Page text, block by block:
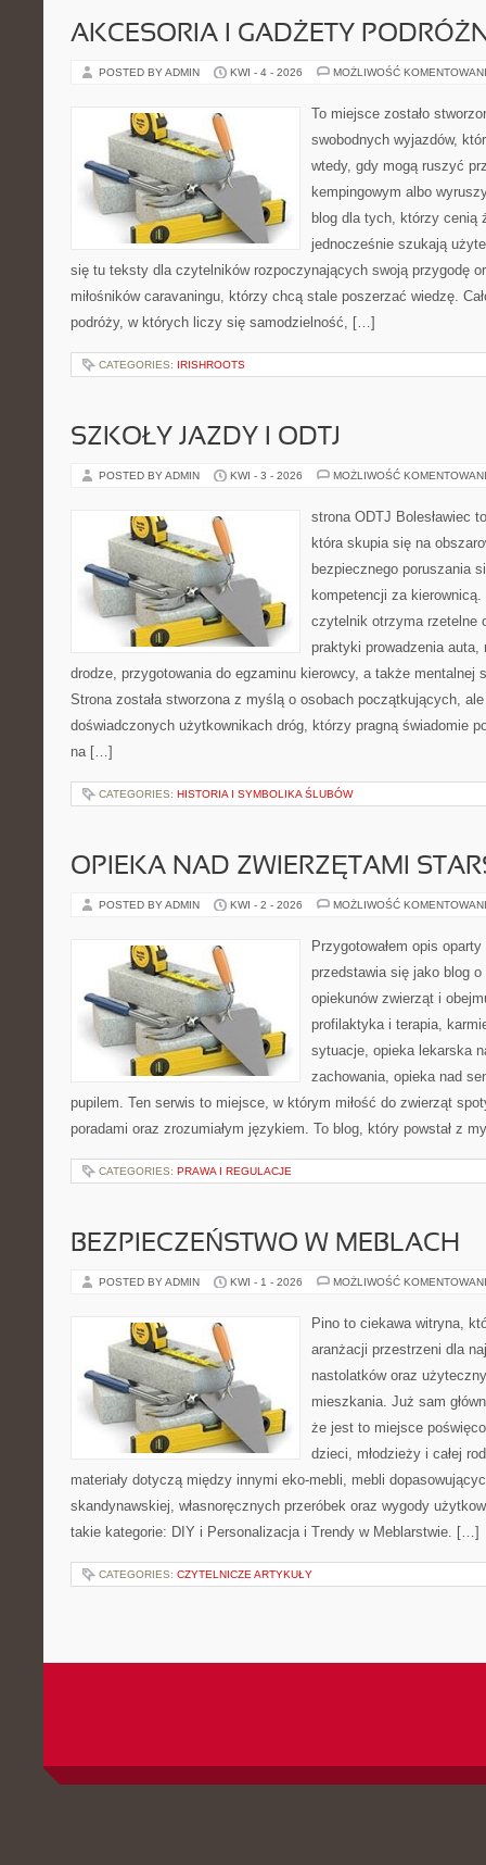
AKCESORIA I GADŻETY
POSTED BY ADMIN KWI - 4 - 2026 MOŻLIWOŚĆ
To miejsce zostało
swobodnych wyjazdów,
wtedy, gdy mogą ruszyć
kempingowym albo
blog dla tych, którzy cenią
jednocześnie szukają
się tu teksty dla czytelników rozpoczynających swoją przygodę
miłośników caravaningu, którzy chcą stale poszerzać wiedzę.
podróży, w których liczy się samodzielność, […]
CATEGORIES: IRISHROOTS
SZKOŁY JAZDY I ODTJ
POSTED BY ADMIN KWI - 3 - 2026 MOŻLIWOŚĆ
strona ODTJ Bolesławiec
która skupia się na
bezpiecznego poruszania
kompetencji za
czytelnik otrzyma rzetelne
praktyki prowadzenia auta,
drodze, przygotowania do egzaminu kierowcy, a także mentalnej
Strona została stworzona z myślą o osobach początkujących,
doświadczonych użytkownikach dróg, którzy pragną świadomie
na […]
CATEGORIES: HISTORIA I SYMBOLIKA ŚLUBÓW
OPIEKA NAD ZWIERZĘTAMI
POSTED BY ADMIN KWI - 2 - 2026 MOŻLIWOŚĆ
Przygotowałem opis
przedstawia się jako blog
opiekunów zwierząt i
profilaktyka i terapia,
sytuacje, opieka lekarska
zachowania, opieka nad
pupilem. Ten serwis to miejsce, w którym miłość do zwierząt
poradami oraz zrozumiałym językiem. To blog, który powstał z
CATEGORIES: PRAWA I REGULACJE
BEZPIECZEŃSTWO W MEBLACH
POSTED BY ADMIN KWI - 1 - 2026 MOŻLIWOŚĆ
Pino to ciekawa witryna,
aranżacji przestrzeni dla
nastolatków oraz
mieszkania. Już sam
że jest to miejsce
dzieci, młodzieży i całej
materiały dotyczą między innymi eko-mebli, mebli
skandynawskiej, własnoręcznych przeróbek oraz wygody
takie kategorie: DIY i Personalizacja i Trendy w Meblarstwie. […]
CATEGORIES: CZYTELNICZE ARTYKUŁY